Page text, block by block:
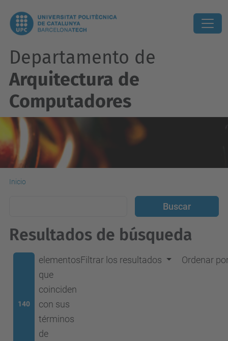
Departamento de
Arquitectura de
Computadores
Inicio
Resultados de búsqueda
140
elementos
que
coinciden
con sus
términos
de
Filtrar los resultados Ordenar